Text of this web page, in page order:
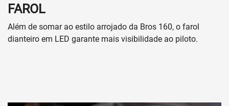
FAROL
Além de somar ao estilo arrojado da Bros 160, o farol
dianteiro em LED garante mais visibilidade ao piloto.